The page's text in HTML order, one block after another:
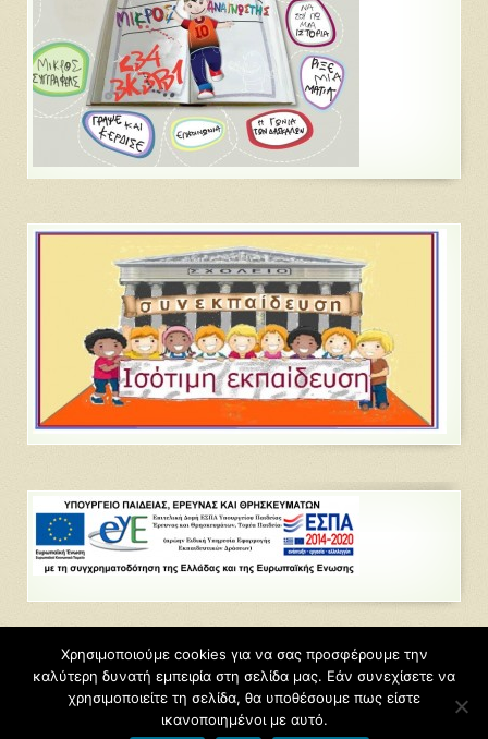
©20269ο Δημοτικό Σχολείο Αμαρουσίου
Φιλοξενείται από
Χρησιμοποιούμε cookies για να σας προσφέρουμε την
καλύτερη δυνατή εμπειρία στη σελίδα μας. Εάν συνεχίσετε να
χρησιμοποιείτε τη σελίδα, θα υποθέσουμε πως είστε
ικανοποιημένοι με αυτό.